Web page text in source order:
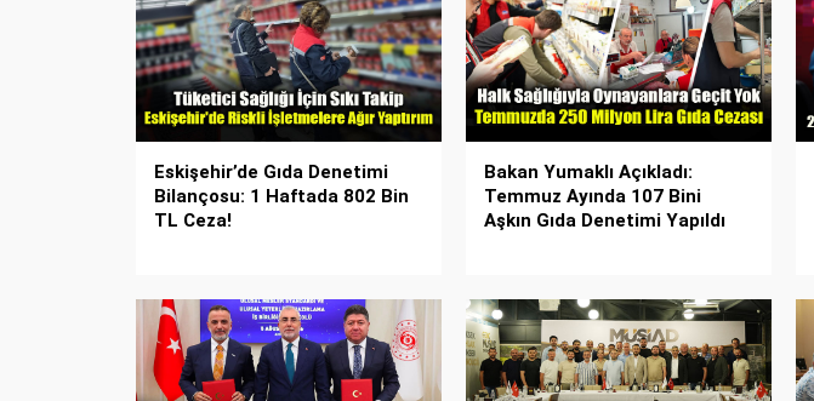
Eskişehir’de Gıda Denetimi
Bilançosu: 1 Haftada 802 Bin
TL Ceza!
Bakan Yumaklı Açıkladı:
Temmuz Ayında 107 Bini
Aşkın Gıda Denetimi Yapıldı